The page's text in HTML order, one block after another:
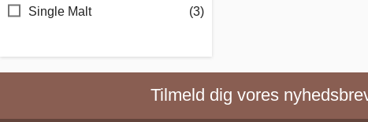
Single Malt (3)
Tilmeld dig vores